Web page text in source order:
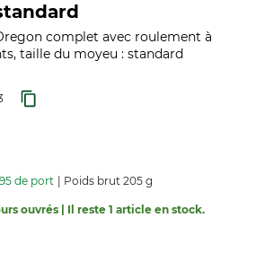
complet avec roulement à
taille du moyeu : standard
de port Poids brut 205 g
ouvrés | Il reste 1 article en stock.